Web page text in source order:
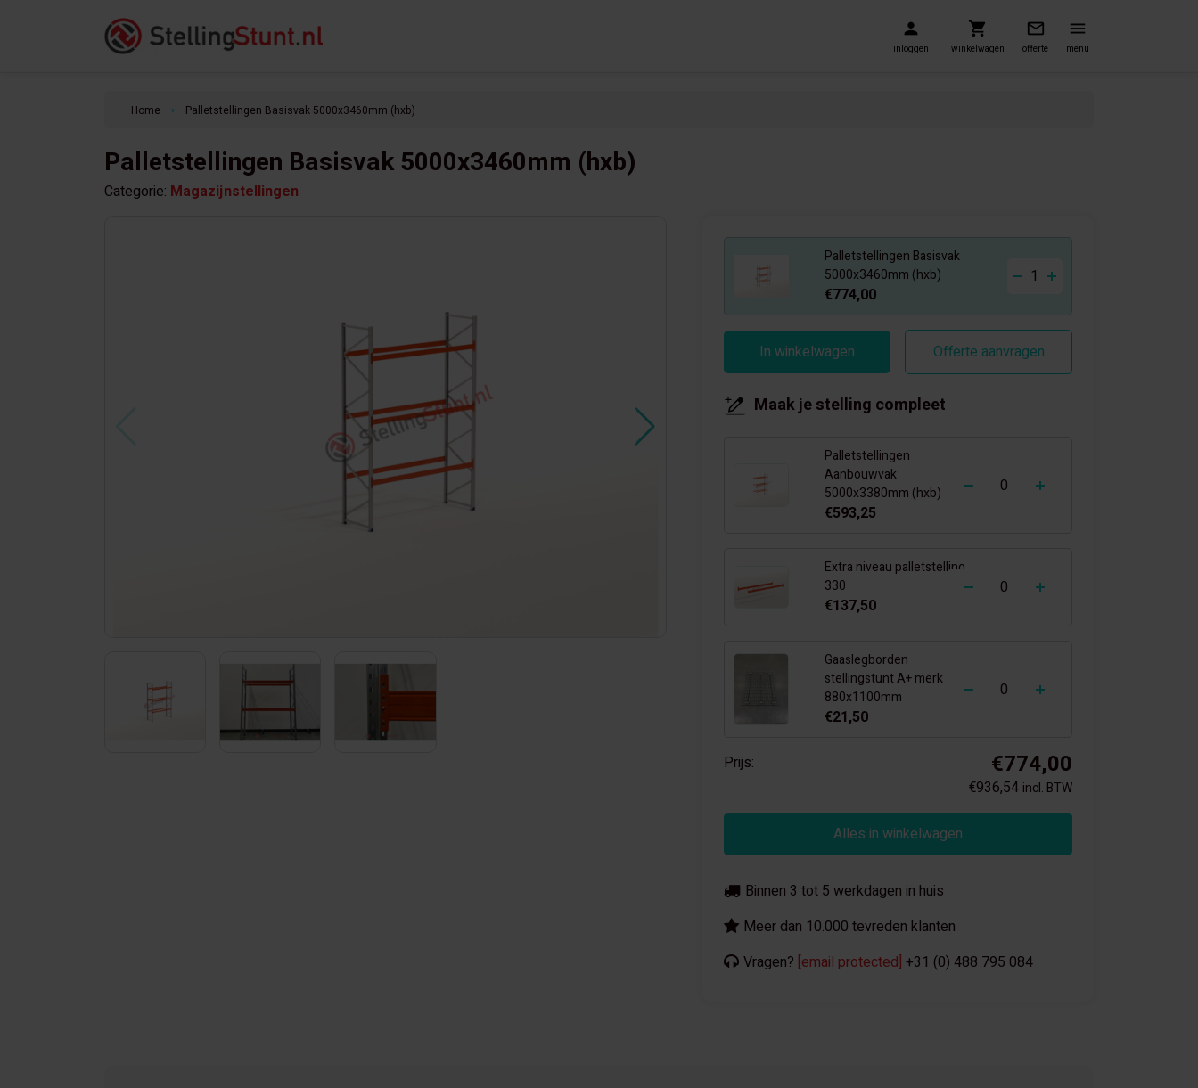
inloggen winkelwagen offerte menu
Home keyboard_arrow_right Palletstellingen Basisvak 5000x3460mm (hxb)
Palletstellingen Basisvak 5000x3460mm (hxb)
Categorie: Magazijnstellingen
Palletstellingen Basisvak
5000x3460mm (hxb)
€774,00
- +
In winkelwagen Offerte aanvragen
Maak je stelling compleet
Palletstellingen
Aanbouwvak
5000x3380mm (hxb)
€593,25
-
Extra niveau palletstelling
330
€137,50
- +
Gaaslegborden
stellingstunt A+ merk
880x1100mm
€21,50
- +
Prijs: €774,00
€936,54 incl. BTW
Alles in winkelwagen
Binnen 3 tot 5 werkdagen in huis
Meer dan 10.000 tevreden klanten
Vragen? [email protected] +31 (0) 488 795 084